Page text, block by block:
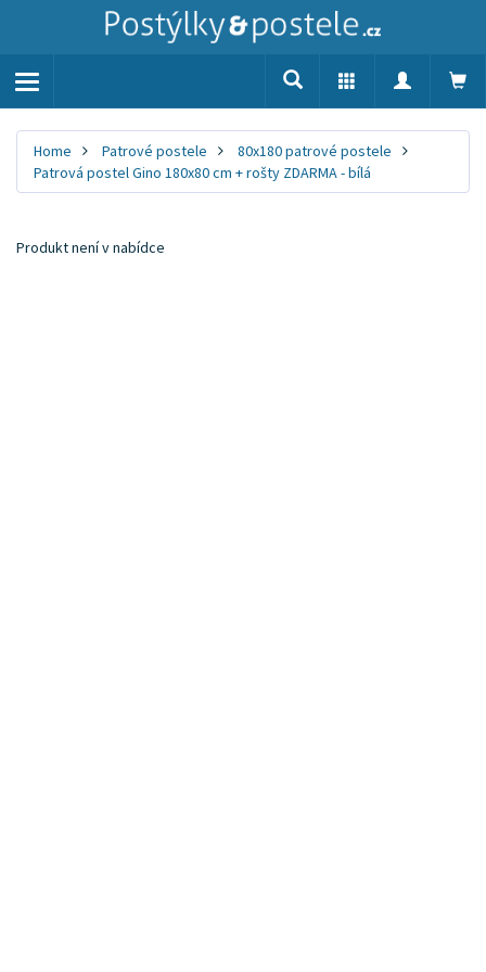
Toggle
Home Patrové postele
80x180 patrové postele
Patrová postel Gino 180x80 cm + rošty ZDARMA - bílá
Produkt není v nabídce